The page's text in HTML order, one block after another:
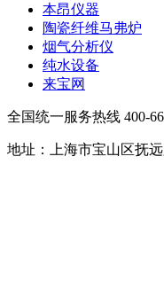
本昂仪器
陶瓷纤维马弗炉
烟气分析仪
纯水设备
来宝网
全国统一服务热线 400-
地址：上海市宝山区抚